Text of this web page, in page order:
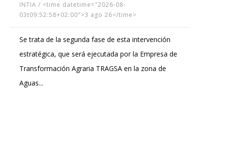
INTIA / <time datetime="2026-08-
03t09:52:58+02:00">3 ago 26</time>
Se trata de la segunda fase de esta intervención
estratégica, que será ejecutada por la Empresa de
Transformación Agraria TRAGSA en la zona de
Aguas...